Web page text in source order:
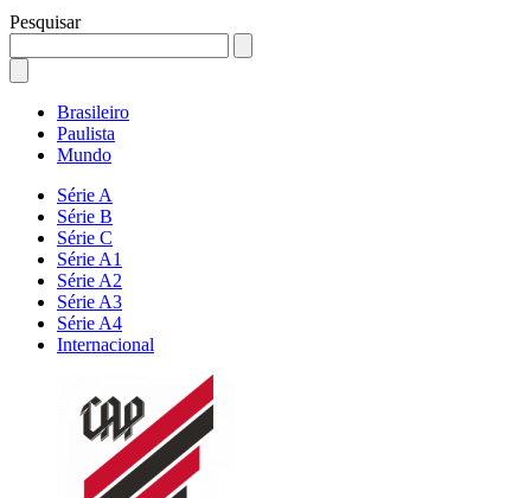
Pesquisar
Brasileiro
Paulista
Mundo
Série A
Série B
Série C
Série A1
Série A2
Série A3
Série A4
Internacional